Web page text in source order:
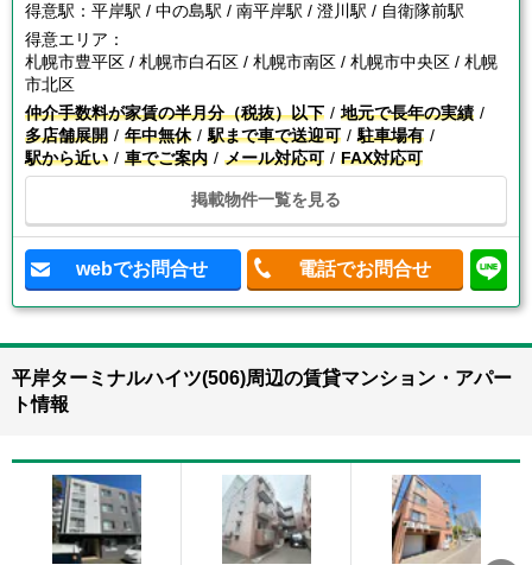
得意駅： 平岸駅 / 中の島駅 / 南平岸駅 / 澄川駅 / 自衛隊前駅
得意エリア：
札幌市豊平区 / 札幌市白石区 / 札幌市南区 / 札幌市中央区 / 札幌
市北区
仲介手数料が家賃の半月分（税抜）以下
地元で長年の実績
多店舗展開
年中無休 駅まで車で送迎可
駐車場有
駅から近い
車でご案内 メール対応可 FAX対応可
掲載物件一覧を見る
webでお問合せ 電話でお問合せ
平岸ターミナルハイツ(506)周辺の賃貸マンション・アパー
ト情報